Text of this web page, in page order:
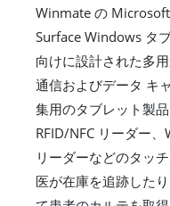
Winmate の
Surface Windows タ
向けに設計された多
通信およびデータ キ
集用のタブレット製
RFID/NFC リーダー
リーダーなどのタッ
医が在庫を追跡した